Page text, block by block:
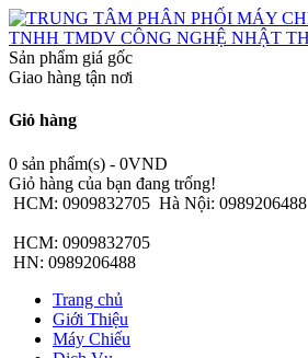
Sản phẩm giá gốc
Giao hàng tận nơi
Giỏ hàng
0 sản phẩm(s) - 0VND
Giỏ hàng của bạn đang trống!
HCM: 0909832705 Hà Nội: 0989206488
HCM: 0909832705
HN: 0989206488
Trang chủ
Giới Thiệu
Máy Chiếu